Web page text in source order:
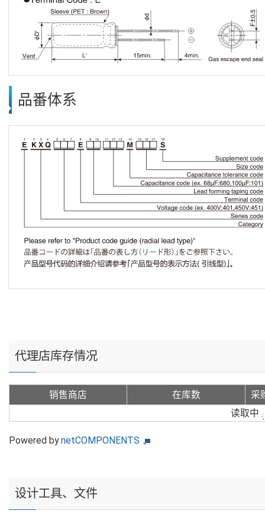
品番体系
代理店库存情况
销售商店 在库数
采
读取中
Powered bynetCOMPONENTS
设计工具、文件